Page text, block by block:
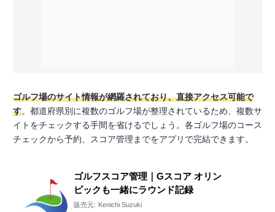
ゴルフ場のサイト情報が網羅されており、直接アクセス可能で
す。都道府県別に複数のゴルフ場が整理されているため、複数サ
イトをチェックする手間を省けるでしょう。各ゴルフ場のコース
チェックから予約、スコア管理までをアプリで完結できます。
ゴルフスコア管理｜Gスコア オリン
ピックも一緒にラウンド記録
販売元: Kenichi Suzuki